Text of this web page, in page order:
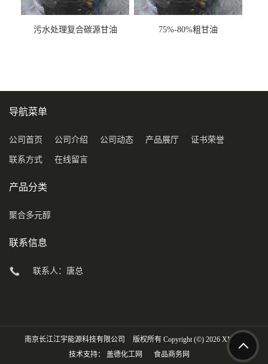
污水处理复合碳源甘油
75%-80%粗甘油
导航菜单
公司首页 公司介绍 公司动态 产品展厅 证书荣誉
联系方式 在线留言
产品分类
聚合多元醇
联系信息
联系人：唐总
南京长江江宇能源科技有限公司 版权所有 Copyright (©) 2026 XML
技术支持： 盖德化工网 食品商务网